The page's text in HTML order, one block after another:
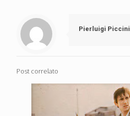
Pierluigi Piccini
Post correlato